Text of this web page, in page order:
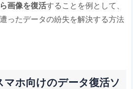
画像を復活することを例として、
ったデータの紛失を解決する方法
ホ向けのデータ復活ソ